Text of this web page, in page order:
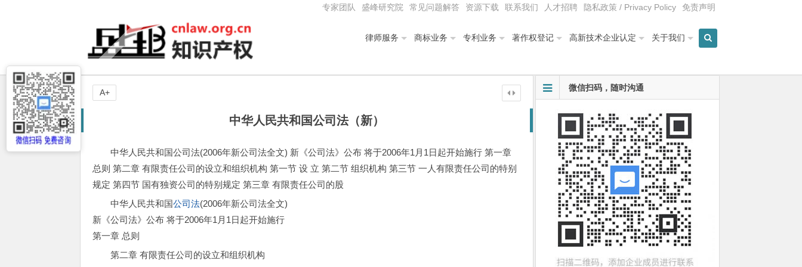
专家团队 盛峰研究院 常见问题解答 资源下载 联系我们 人才招聘 隐私政策 / Privacy Policy 免责声明
律师服务 商标业务 专利业务 著作权登记 高新技术企业认定 关于我们
中华人民共和国公司法（新）
中华人民共和国公司法(2006年新公司法全文) 新《公司法》公布 将于2006年1月1日起开始施行 第一章
总则 第二章 有限责任公司的设立和组织机构 第一节 设 立 第二节 组织机构 第三节 一人有限责任公司的特别
规定 第四节 国有独资公司的特别规定 第三章 有限责任公司的股
中华人民共和国公司法(2006年新公司法全文)
新《公司法》公布 将于2006年1月1日起开始施行
第一章 总则
第二章 有限责任公司的设立和组织机构
A+ 微信扫码，随时沟通